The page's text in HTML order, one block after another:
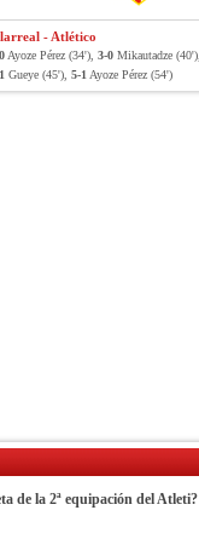
- Atlético
Ayoze Pérez (34'), 3-0Mikautadze (40'),
Gueye (45'), 5-1 Ayoze Pérez (54')
de la 2ª equipación del Atleti?